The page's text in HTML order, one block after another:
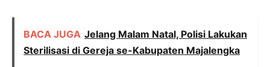
BACA JUGA Jelang Malam Natal, Polisi Lakukan
Sterilisasi di Gereja se-Kabupaten Majalengka